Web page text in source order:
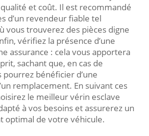
et coût. Il est recommandé
d’un revendeur fiable tel
vous trouverez des pièces digne
vérifiez la présence d’une
assurance : cela vous apportera
sachant que, en cas de
bénéficier d’une
remplacement. En suivant ces
le meilleur vérin esclave
à vos besoins et assurerez un
optimal de votre véhicule.